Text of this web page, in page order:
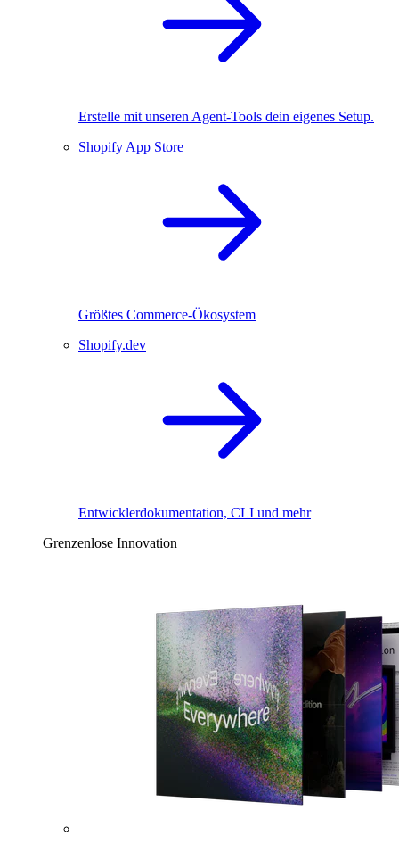
Erstelle mit unseren Agent-Tools dein eigenes Setup.
Shopify App Store
Größtes Commerce-Ökosystem
Shopify.dev
Entwicklerdokumentation, CLI und mehr
Grenzenlose Innovation